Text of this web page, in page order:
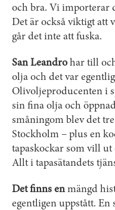
och bra. Vi ­importerar
Det är också viktigt att
går det inte att fuska.
San Leandrohar till
olja och det var
Olivoljeproducenten i
sin fina olja och
småningom blev det
Stockholm – plus en
tapaskockar som vill ut
Allt i tapasätandets
Det finns enmängd
egentligen uppstått. En